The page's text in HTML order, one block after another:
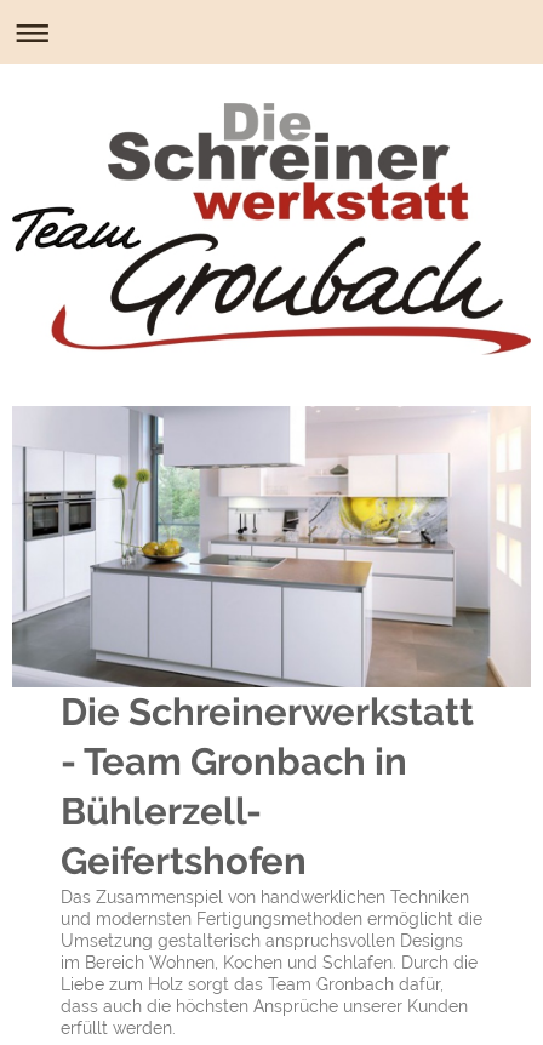
Die Schreinerwerkstatt
- Team Gronbach in
Bühlerzell-
Geifertshofen
Das Zusammenspiel von handwerklichen Techniken
und modernsten Fertigungsmethoden ermöglicht die
Umsetzung gestalterisch anspruchsvollen Designs
im Bereich Wohnen, Kochen und Schlafen. Durch die
Liebe zum Holz sorgt das Team Gronbach dafür,
dass auch die höchsten Ansprüche unserer Kunden
erfüllt werden.